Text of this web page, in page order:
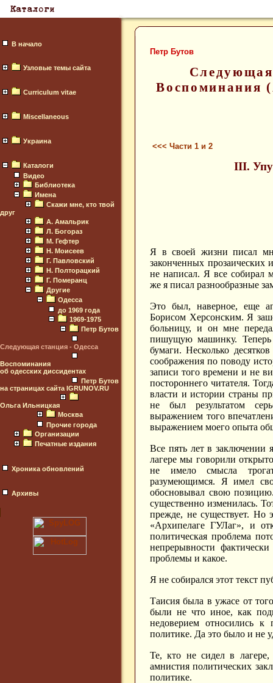
В начало
Узловые темы сайта
Curriculum vitae
Miscellaneous
Украина
Каталоги
Видео
Библиотека
Имена
Скажи мне, кто твой
друг
А. Амальрик
Л. Богораз
М. Гефтер
Н. Моисеев
Г. Павловский
Н. Полторацкий
Г. Померанц
Другие
Одесса
до 1969 года
1969-1975
Петр Бутов
Следующая станция - Одесса
Воспоминания
об одесских диссидентах
Петр Бутов
на страницах сайта IGRUNOV.RU
Ольга Ильницкая
Москва
Прочие города
Организации
Печатные издания
Хроника обновлений
Архивы
Петр Бутов
Следующая
Воспоминания
<<< Части 1 и 2
III.
Я в своей жизни писал
законченных прозаических
не написал. Я все собирал
же я писал разнообразные
Это был, наверное, еще
Борисом Херсонским. Я
больницу, и он мне
пишущую машинку. Теперь
бумаги. Несколько
соображения по поводу
записи того времени и не
постороннего читателя.
власти и истории страны
не был результатом
выражением того
выражением моего опыта
Все пять лет в
лагере мы говорили
не имело смысла
разумеющимся. Я имел
обосновывал свою
существенно изменилась.
прежде, не существует. Но
«Архипелаге ГУЛаг», и
политическая проблема
непрерывности
проблемы и какое.
Я не собирался этот текст
Таисия была в ужасе от
были не что иное, как
недоверием относились
политике. Да это было и не
Те, кто не сидел в
амнистия политических
политике.